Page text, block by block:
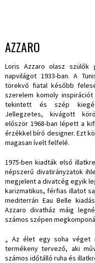
AZZARO
Loris Azzaro olasz szülők
napvilágot 1933-ban. A
törekvő fiatal később
szerelem komoly
tekintett és szép
Jellegzetes, kivágott
először 1968-ban lépett a
érzékkel bíró designer. Ezt
magasan ívelt felfelé.
1975-ben kiadták első
népszerű divatirányzatok
megjelent a divatcég egyik
karizmatikus, férfias illatot
mediterrán Eau Belle
Azzaro divatház máig
számos szépen
„ Az élet egy soha
termékeny tervező, aki
számos időtálló ruha és